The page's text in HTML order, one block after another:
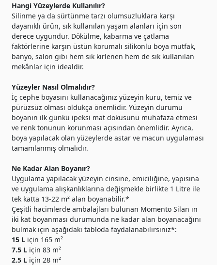
Hangi Yüzeylerde Kullanılır?
Silinme ya da sürtünme tarzı olumsuzluklara karşı
dayanıklı ürün, sık kullanılan yaşam alanları için son
derece uygundur. Dökülme, kabarma ve çatlama
faktörlerine karşın üstün korumalı silikonlu boya mutfak,
banyo, salon gibi hem sık kirlenen hem de sık kullanılan
mekânlar için idealdir.
Yüzeyler Nasıl Olmalıdır?
İç cephe boyasını kullanacağınız yüzeyin kuru, temiz ve
pürüzsüz olması oldukça önemlidir. Yüzeyin durumu
boyanın ilk günkü ipeksi mat dokusunu muhafaza etmesi
ve renk tonunun korunması açısından önemlidir. Ayrıca,
boya yapılacak olan yüzeylerde astar ve macun uygulaması
tamamlanmış olmalıdır.
Ne Kadar Alan Boyanır?
Uygulama yapılacak yüzeyin cinsine, emiciliğine, yapısına
ve uygulama alışkanlıklarına değişmekle birlikte 1 Litre ile
tek katta 13-22 m² alan boyanabilir.*
Çeşitli hacimlerde ambalajları bulunan Momento Silan ın
iki kat boyanması durumunda ne kadar alan boyanacağını
bulmak için aşağıdaki tabloda faydalanabilirsiniz*:
15 L için 165 m²
7.5 L için 83 m²
2.5 L için 28 m²